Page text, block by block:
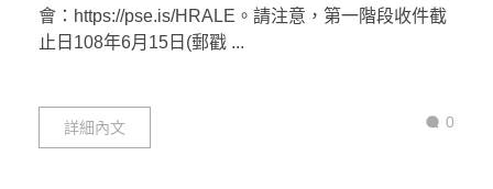
會：https://pse.is/HRALE。請注意，第一階段收件截
止日108年6月15日(郵戳 ...
詳細內文 0